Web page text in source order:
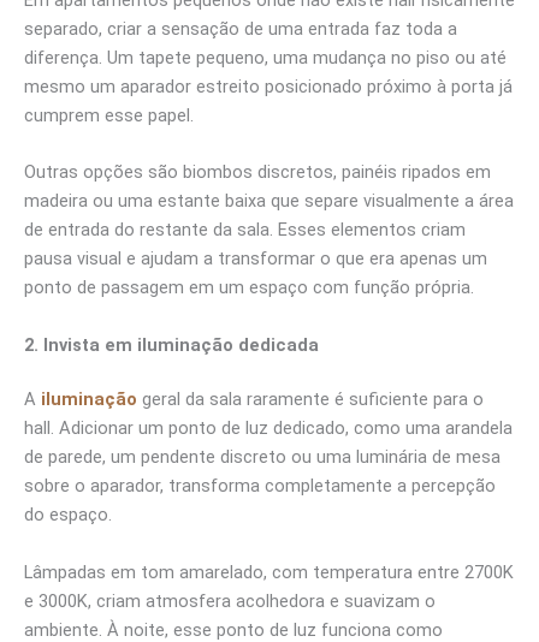
separado, criar a sensação de uma entrada faz toda a
diferença. Um tapete pequeno, uma mudança no piso ou até
mesmo um aparador estreito posicionado próximo à porta já
cumprem esse papel.
Outras opções são biombos discretos, painéis ripados em
madeira ou uma estante baixa que separe visualmente a área
de entrada do restante da sala. Esses elementos criam
pausa visual e ajudam a transformar o que era apenas um
ponto de passagem em um espaço com função própria.
2. Invista em iluminação dedicada
A iluminação geral da sala raramente é suficiente para o
hall. Adicionar um ponto de luz dedicado, como uma arandela
de parede, um pendente discreto ou uma luminária de mesa
sobre o aparador, transforma completamente a percepção
do espaço.
Lâmpadas em tom amarelado, com temperatura entre 2700K
e 3000K, criam atmosfera acolhedora e suavizam o
ambiente. À noite, esse ponto de luz funciona como